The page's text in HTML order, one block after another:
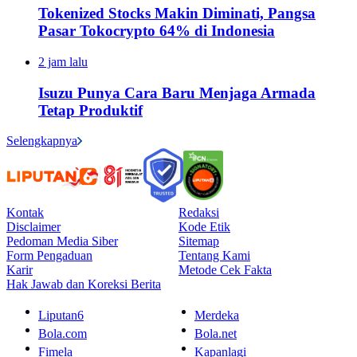
Tokenized Stocks Makin Diminati, Pangsa
Pasar Tokocrypto 64% di Indonesia
2 jam lalu
Isuzu Punya Cara Baru Menjaga Armada
Tetap Produktif
Selengkapnya
Kontak
Redaksi
Disclaimer
Kode Etik
Pedoman Media Siber
Sitemap
Form Pengaduan
Tentang Kami
Karir
Metode Cek Fakta
Hak Jawab dan Koreksi Berita
Liputan6
Merdeka
Bola.com
Bola.net
Fimela
Kapanlagi